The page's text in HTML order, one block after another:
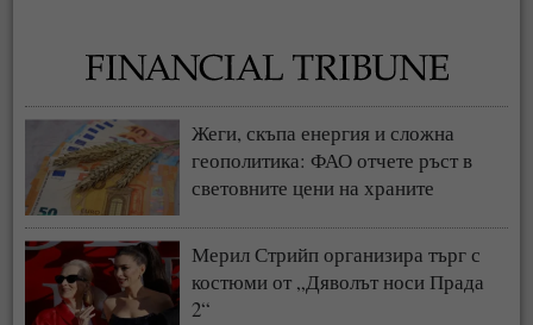
Жеги, скъпа енергия и сложна
геополитика: ФАО отчете ръст в
световните цени на храните
Мерил Стрийп организира търг с
костюми от „Дяволът носи Прада
2“